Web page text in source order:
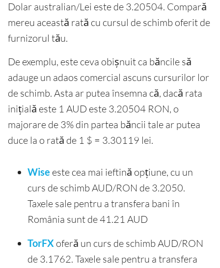
Dolar australian/Lei este de 3.20504. Compară
mereu această rată cu cursul de schimb oferit de
furnizorul tău.
De exemplu, este ceva obișnuit ca băncile să
adauge un adaos comercial ascuns cursurilor lor
de schimb. Asta ar putea însemna că, dacă rata
inițială este 1 AUD este 3.20504 RON, o
majorare de 3% din partea băncii tale ar putea
duce la o rată de 1 $ = 3.30119 lei.
Wise este cea mai ieftină opțiune, cu un
curs de schimb AUD/RON de 3.2050.
Taxele sale pentru a transfera bani în
România sunt de 41.21 AUD
TorFX oferă un curs de schimb AUD/RON
de 3.1762. Taxele sale pentru a transfera